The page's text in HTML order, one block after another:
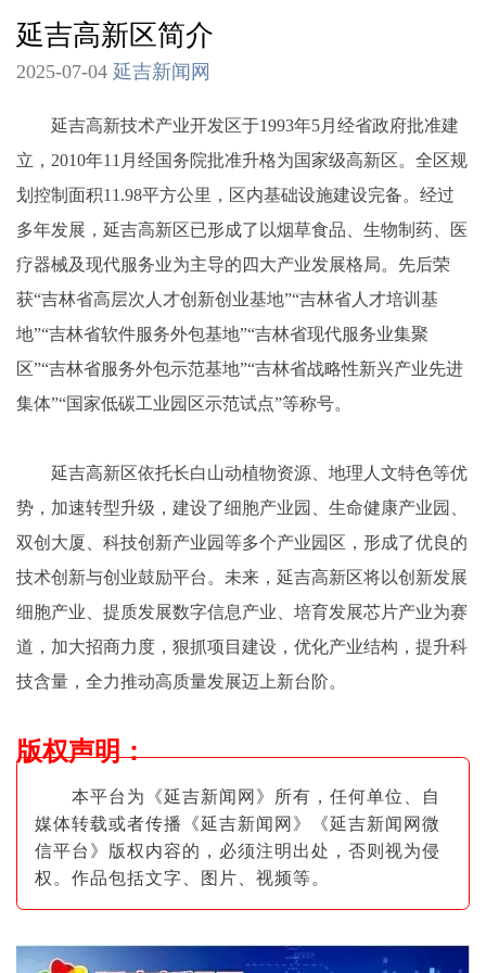
延吉高新区简介
2025-07-04 延吉新闻网
延吉高新技术产业开发区于1993年5月经省政府批准建
立，2010年11月经国务院批准升格为国家级高新区。全区规
划控制面积11.98平方公里，区内基础设施建设完备。经过
多年发展，延吉高新区已形成了以烟草食品、生物制药、医
疗器械及现代服务业为主导的四大产业发展格局。先后荣
获“吉林省高层次人才创新创业基地”“吉林省人才培训基
地”“吉林省软件服务外包基地”“吉林省现代服务业集聚
区”“吉林省服务外包示范基地”“吉林省战略性新兴产业先进
集体”“国家低碳工业园区示范试点”等称号。
延吉高新区依托长白山动植物资源、地理人文特色等优
势，加速转型升级，建设了细胞产业园、生命健康产业园、
双创大厦、科技创新产业园等多个产业园区，形成了优良的
技术创新与创业鼓励平台。未来，延吉高新区将以创新发展
细胞产业、提质发展数字信息产业、培育发展芯片产业为赛
道，加大招商力度，狠抓项目建设，优化产业结构，提升科
技含量，全力推动高质量发展迈上新台阶。
版权声明：
本平台为《延吉新闻网》所有，任何单位、自
媒体转载或者传播《延吉新闻网》《延吉新闻网微
信平台》版权内容的，必须注明出处，否则视为侵
权。作品包括文字、图片 、视频等。